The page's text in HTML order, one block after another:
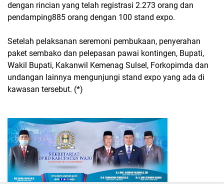
dengan rincian yang telah registrasi 2.273 orang dan
pendamping885 orang dengan 100 stand expo.
Setelah pelaksanan seremoni pembukaan, penyerahan
paket sembako dan pelepasan pawai kontingen, Bupati,
Wakil Bupati, Kakanwil Kemenag Sulsel, Forkopimda dan
undangan lainnya mengunjungi stand expo yang ada di
kawasan tersebut. (*)